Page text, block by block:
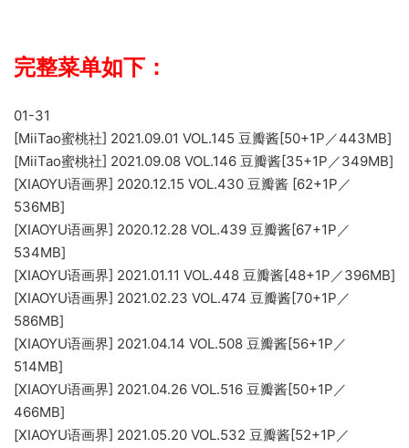
完整菜单如下：
01-31
[MiiTao蜜桃社] 2021.09.01 VOL.145 豆瓣酱[50+1P／443MB]
[MiiTao蜜桃社] 2021.09.08 VOL.146 豆瓣酱[35+1P／349MB]
[XIAOYU语画界] 2020.12.15 VOL.430 豆瓣酱 [62+1P／
536MB]
[XIAOYU语画界] 2020.12.28 VOL.439 豆瓣酱[67+1P／
534MB]
[XIAOYU语画界] 2021.01.11 VOL.448 豆瓣酱[48+1P／396MB]
[XIAOYU语画界] 2021.02.23 VOL.474 豆瓣酱[70+1P／
586MB]
[XIAOYU语画界] 2021.04.14 VOL.508 豆瓣酱[56+1P／
514MB]
[XIAOYU语画界] 2021.04.26 VOL.516 豆瓣酱[50+1P／
466MB]
[XIAOYU语画界] 2021.05.20 VOL.532 豆瓣酱[52+1P／